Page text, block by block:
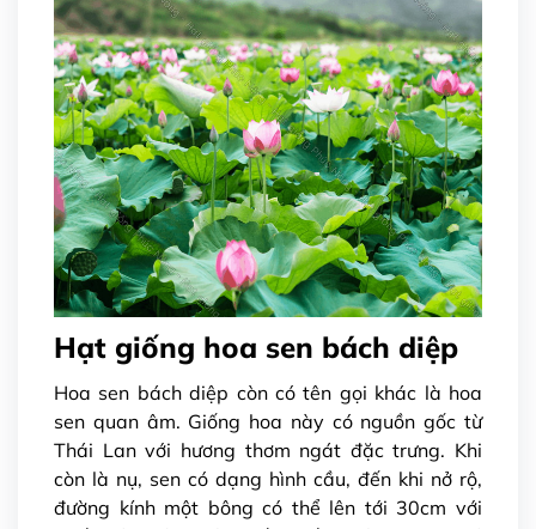
Hạt giống hoa sen bách diệp
Hoa sen bách diệp còn có tên gọi khác là hoa
sen quan âm. Giống hoa này có nguồn gốc từ
Thái Lan với hương thơm ngát đặc trưng. Khi
còn là nụ, sen có dạng hình cầu, đến khi nở rộ,
đường kính một bông có thể lên tới 30cm với